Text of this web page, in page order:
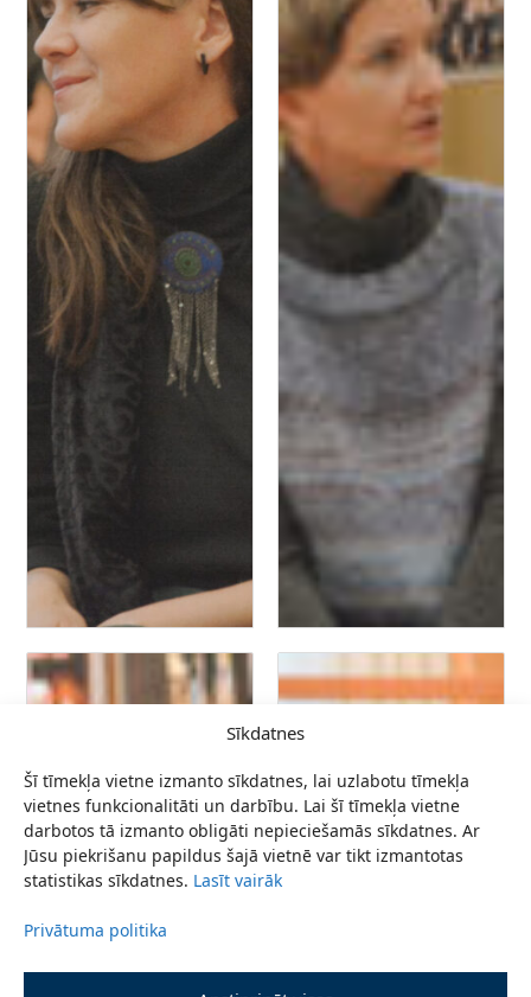
Sīkdatnes
Šī tīmekļa vietne izmanto sīkdatnes, lai uzlabotu tīmekļa
vietnes funkcionalitāti un darbību. Lai šī tīmekļa vietne
darbotos tā izmanto obligāti nepieciešamās sīkdatnes. Ar
Jūsu piekrišanu papildus šajā vietnē var tikt izmantotas
statistikas sīkdatnes. Lasīt vairāk
Privātuma politika